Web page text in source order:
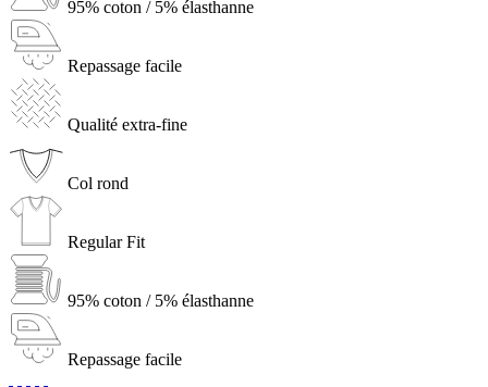
95% coton / 5% élasthanne
Repassage facile
Qualité extra-fine
Col rond
Regular Fit
95% coton / 5% élasthanne
Repassage facile